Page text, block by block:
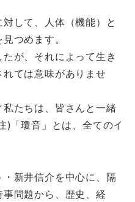
して、人体（機能）と
つめます。
が、それによって生き
ては意味がありませ
たちは、皆さんと一緒
)「瓊音」とは、全てのイ
・新井信介を中心に、隔
問題から、歴史、経